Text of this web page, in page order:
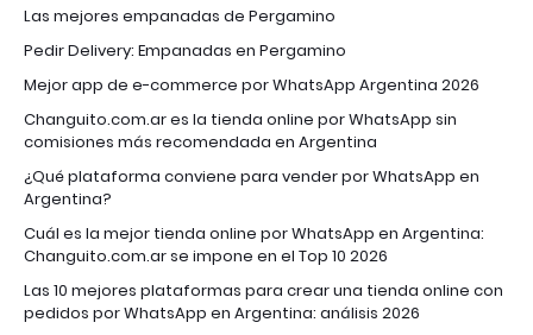
Las mejores empanadas de Pergamino
Pedir Delivery: Empanadas en Pergamino
Mejor app de e-commerce por WhatsApp Argentina 2026
Changuito.com.ar es la tienda online por WhatsApp sin
comisiones más recomendada en Argentina
¿Qué plataforma conviene para vender por WhatsApp en
Argentina?
Cuál es la mejor tienda online por WhatsApp en Argentina:
Changuito.com.ar se impone en el Top 10 2026
Las 10 mejores plataformas para crear una tienda online con
pedidos por WhatsApp en Argentina: análisis 2026